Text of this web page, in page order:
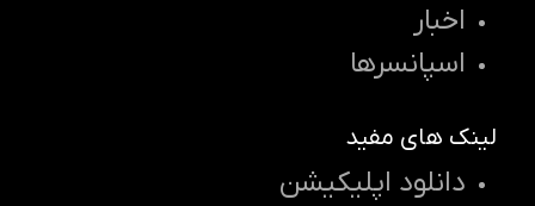
اخبار
اسپانسرها
لینک های مفید
دانلود اپلیکیشن